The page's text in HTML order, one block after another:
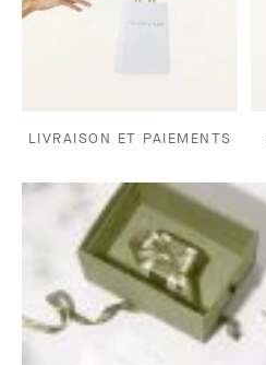
LIVRAISON ET PAIEMENTS